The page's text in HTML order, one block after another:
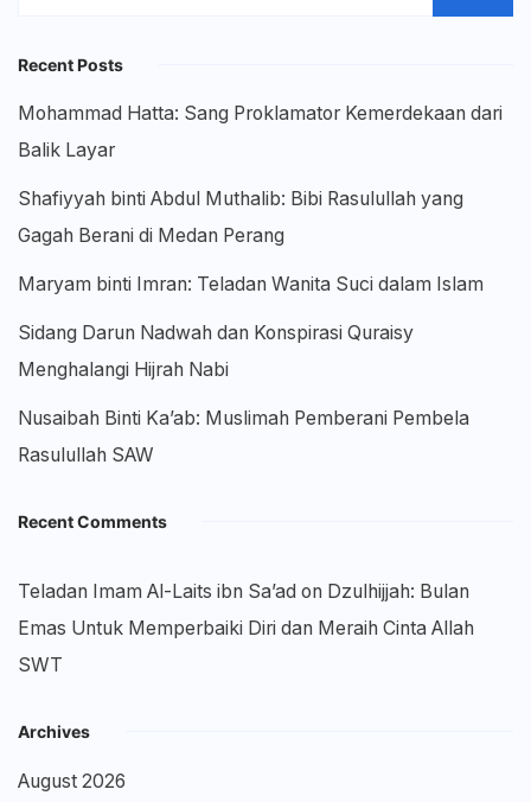
Recent Posts
Mohammad Hatta: Sang Proklamator Kemerdekaan dari
Balik Layar
Shafiyyah binti Abdul Muthalib: Bibi Rasulullah yang
Gagah Berani di Medan Perang
Maryam binti Imran: Teladan Wanita Suci dalam Islam
Sidang Darun Nadwah dan Konspirasi Quraisy
Menghalangi Hijrah Nabi
Nusaibah Binti Ka’ab: Muslimah Pemberani Pembela
Rasulullah SAW
Recent Comments
Teladan Imam Al-Laits ibn Sa’ad on Dzulhijjah: Bulan
Emas Untuk Memperbaiki Diri dan Meraih Cinta Allah
SWT
Archives
August 2026